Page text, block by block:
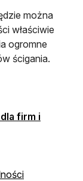
można
właściwie
ogromne
ścigania.
firm i